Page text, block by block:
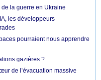
de la guerre en Ukraine
les développeurs
pourraient nous apprendre
gazières ?
de l’évacuation massive